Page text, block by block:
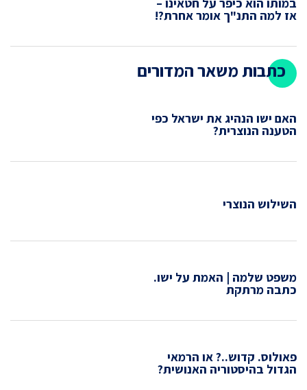
במותו הוא כיפר על חטאינו –
אז למה התנ"ך אומר אחרת?!
כתבות משאר המדורים
האם ישו הנהיג את ישראל כפי
הטענה הנוצרית?
השילוש הנוצרי
משפט שלמה | האמת על ישו.
כתבה מרתקת
פאולוס. קדוש..? או הרמאי
הגדול בהיסטוריה האנושית?